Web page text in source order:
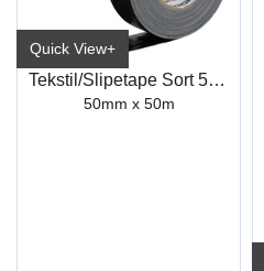
Quick View+
Tekstil/Slipetape Sort 50mm (50M)
50mm x 50m